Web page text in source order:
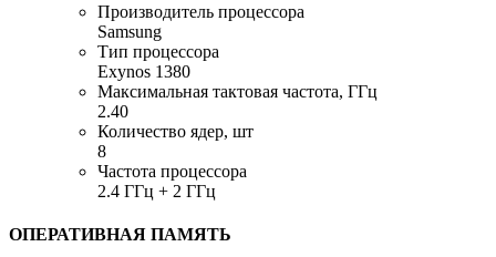
Производитель процессора
Samsung
Тип процессора
Exynos 1380
Максимальная тактовая частота, ГГц
2.40
Количество ядер, шт
8
Частота процессора
2.4 ГГц + 2 ГГц
ОПЕРАТИВНАЯ ПАМЯТЬ